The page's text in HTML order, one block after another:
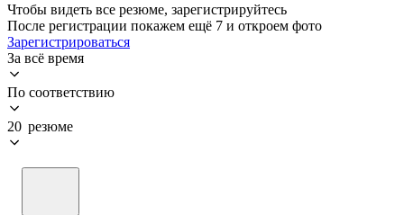
Чтобы видеть все резюме, зарегистрируйтесь
После регистрации покажем ещё 7 и откроем фото
Зарегистрироваться
За всё время
По соответствию
20 резюме